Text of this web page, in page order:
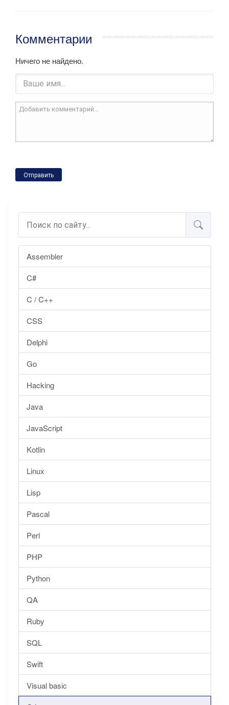
Assembler
C#
C / C++
CSS
Delphi
Go
Hacking
Java
JavaScript
Kotlin
Linux
Lisp
Pascal
Perl
PHP
Python
QA
Ruby
SQL
Swift
Visual basic
Комментарии
Ничего не найдено.
Отправить